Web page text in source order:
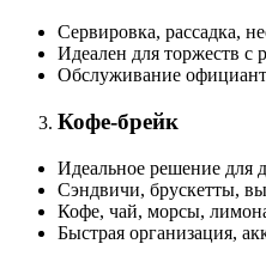
Сервировка, рассадка,
Идеален для торжеств с
Обслуживание
Кофе-брейк
Идеальное решение для
Сэндвичи, брускетты,
Кофе, чай, морсы,
Быстрая организация,